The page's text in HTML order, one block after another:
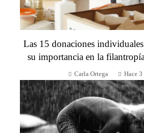
Las 15 donaciones
su importancia en la
Carla Ortega Hace 3